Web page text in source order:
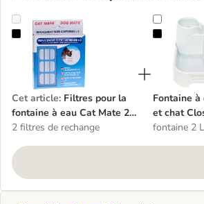
Filtres pour la fontaine à eau Cat Mate 2 L
Cet article: Filtres pour la
fontaine à eau Cat Mate 2
L
2 filtres de rechange
Fontaine
Fontaine à
et chat
fontaine 2 L